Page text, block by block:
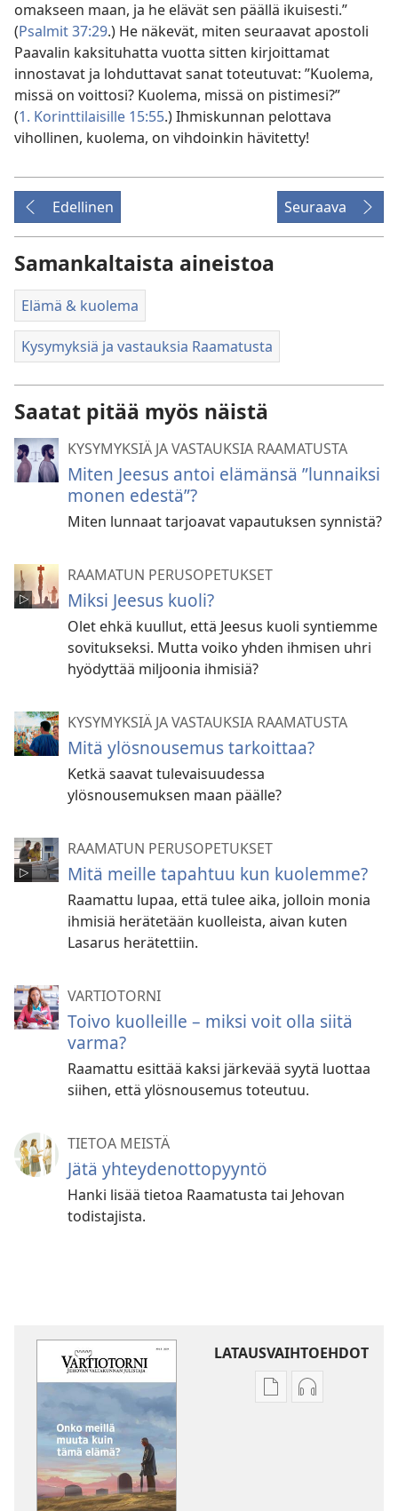
omakseen maan, ja he elävät sen päällä ikuisesti.”
(Psalmit 37:29.) He näkevät, miten seuraavat apostoli
Paavalin kaksituhatta vuotta sitten kirjoittamat
innostavat ja lohduttavat sanat toteutuvat: ”Kuolema,
missä on voittosi? Kuolema, missä on pistimesi?”
(1. Korinttilaisille 15:55.) Ihmiskunnan pelottava
vihollinen, kuolema, on vihdoinkin hävitetty!
Edellinen Seuraava
Samankaltaista aineistoa
Elämä & kuolema
Kysymyksiä ja vastauksia Raamatusta
Saatat pitää myös näistä
KYSYMYKSIÄ JA VASTAUKSIA RAAMATUSTA
Miten Jeesus antoi elämänsä ”lunnaiksi
monen edestä”?
Miten lunnaat tarjoavat vapautuksen synnistä?
RAAMATUN PERUSOPETUKSET
Miksi Jeesus kuoli?
Olet ehkä kuullut, että Jeesus kuoli syntiemme
sovitukseksi. Mutta voiko yhden ihmisen uhri
hyödyttää miljoonia ihmisiä?
KYSYMYKSIÄ JA VASTAUKSIA RAAMATUSTA
Mitä ylösnousemus tarkoittaa?
Ketkä saavat tulevaisuudessa
ylösnousemuksen maan päälle?
RAAMATUN PERUSOPETUKSET
Mitä meille tapahtuu kun kuolemme?
Raamattu lupaa, että tulee aika, jolloin monia
ihmisiä herätetään kuolleista, aivan kuten
Lasarus herätettiin.
VARTIOTORNI
Toivo kuolleille – miksi voit olla siitä
varma?
Raamattu esittää kaksi järkevää syytä luottaa
siihen, että ylösnousemus toteutuu.
TIETOA MEISTÄ
Jätä yhteydenottopyyntö
Hanki lisää tietoa Raamatusta tai Jehovan
todistajista.
LATAUSVAIHTOEHDOT
JulkaisujenÄänitteiden